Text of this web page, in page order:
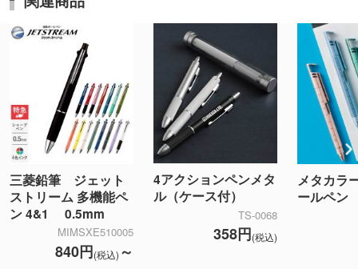
三菱鉛筆 ジェット
ストリーム 多機能ペ
ン 4&1 0.5mm
MIMSXE510005
840円(税込) ～
4アクションペンメタ
ル（ケース付）
TS-0068
358円(税込)
メタカラ
ールペン